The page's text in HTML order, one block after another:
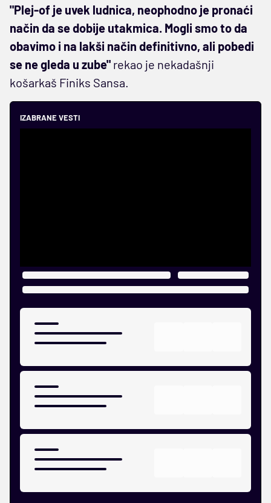
"Plej-of je uvek ludnica, neophodno je pronaći
način da se dobije utakmica. Mogli smo to da
obavimo i na lakši način definitivno, ali pobedi
se ne gleda u zube" rekao je nekadašnji
košarkaš Finiks Sansa.
IZABRANE VESTI